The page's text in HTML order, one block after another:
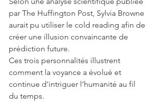
par The Huffington Post, Sylvia Browne
aurait pu utiliser le cold reading afin de
créer une illusion convaincante de
prédiction future.
Ces trois personnalités illustrent
comment la voyance a évolué et
continue d'intriguer l’humanité au fil
du temps.